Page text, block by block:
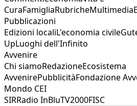
CuraFamigliaRubricheMultimedia
Pubblicazioni
Edizioni localiL'economia civile
UpLuoghi dell'Infinito
Avvenire
Chi siamoRedazioneEcosistema
AvvenirePubblicitàFondazione
Mondo CEI
SIRRadio InBluTV2000FISC